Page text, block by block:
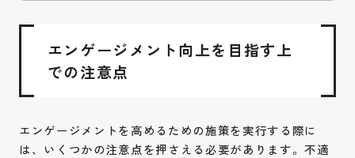
エンゲージメント向上を目指す上
での注意点
エンゲージメントを高めるための施策を実行する際に
は、いくつかの注意点を押さえる必要があります。不適